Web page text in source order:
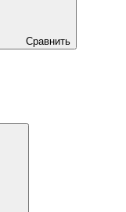
Сравнить